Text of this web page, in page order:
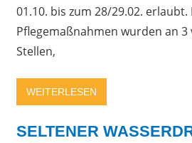
01.10. bis zum 28/29.02. erlaubt.
Pflegemaßnahmen wurden an 3
Stellen,
WEITERLESEN
SELTENER